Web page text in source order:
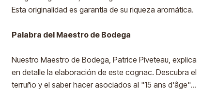
Esta originalidad es garantía de su riqueza aromática.
Palabra del Maestro de Bodega
Nuestro Maestro de Bodega, Patrice Piveteau, explica
en detalle la elaboración de este cognac. Descubra el
terruño y el saber hacer asociados al "15 ans d'âge"…